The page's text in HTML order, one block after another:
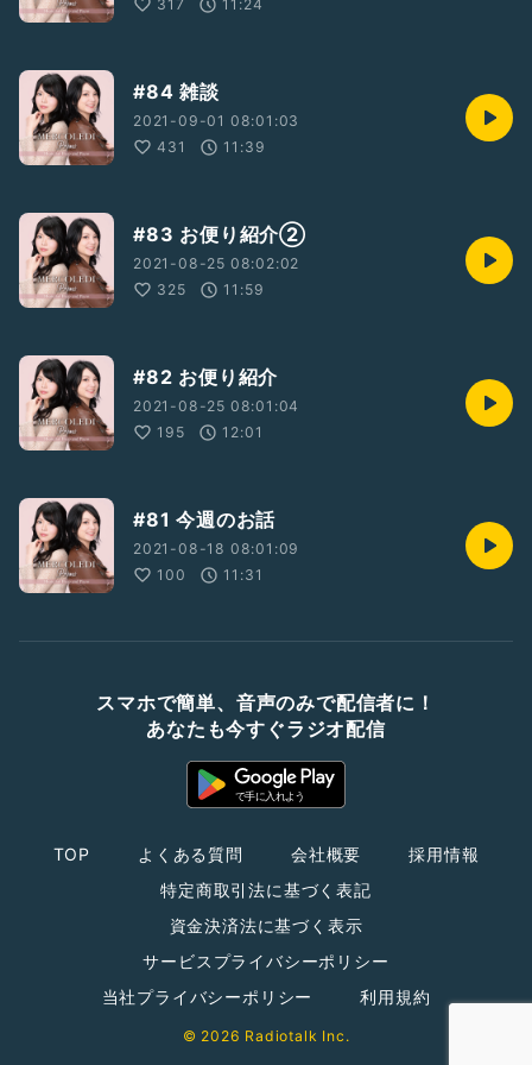
317 11:24
#84 雑談
2021-09-01 08:01:03
431
11:39
#83 お便り紹介②
2021-08-25 08:02:02
325
11:59
#82 お便り紹介
2021-08-25 08:01:04
195
12:01
#81 今週のお話
2021-08-18 08:01:09
100
11:31
スマホで簡単、音声のみで配信者に！
あなたも今すぐラジオ配信
TOP よくある質問 会社概要
採用情報
特定商取引法に基づく表記
資金決済法に基づく表示
サービスプライバシーポリシー
当社プライバシーポリシー
利用規約
© 2026 Radiotalk Inc.